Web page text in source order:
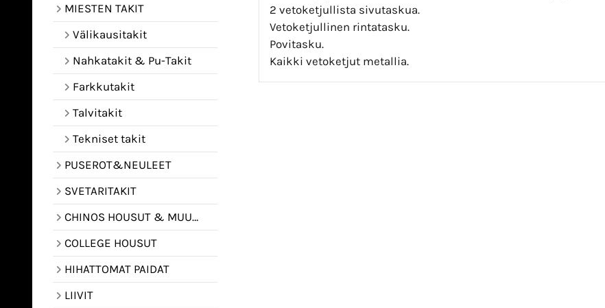
MIESTEN TAKIT
Välikausitakit
Nahkatakit & Pu-Takit
Farkkutakit
Talvitakit
Tekniset takit
PUSEROT&NEULEET
SVETARITAKIT
CHINOS HOUSUT & MUUT HOUSUT
COLLEGE HOUSUT
HIHATTOMAT PAIDAT
LIIVIT
2 vetoketjullista sivutaskua.
Vetoketjullinen rintatasku.
Povitasku.
Kaikki vetoketjut metallia.